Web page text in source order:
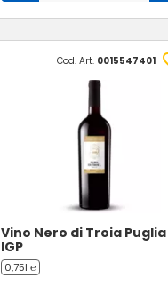
Cod. Art. 0015547401
Vino Nero di Troia Puglia
IGP
0,75l ℮